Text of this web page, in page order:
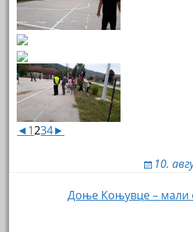
◄1234►
10.
НавигацијаДоње Коњувце – мали